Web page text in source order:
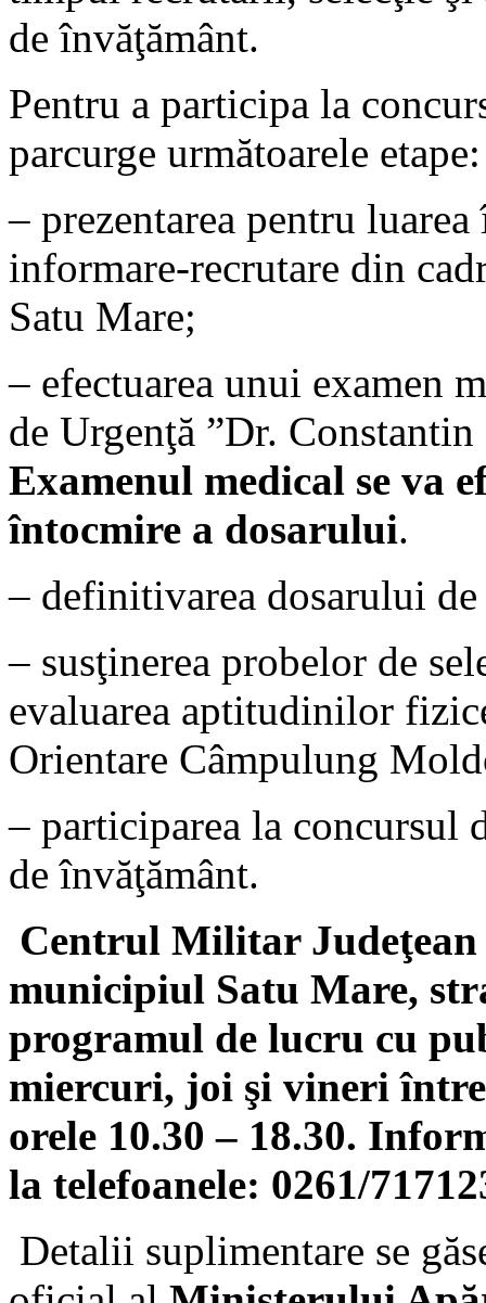
de învăţământ.
Pentru a participa la
parcurge următoarele etape:
– prezentarea pentru
informare-recrutare din
Satu Mare;
– efectuarea unui examen
de Urgenţă ”Dr.
Examenul medical se va
întocmire a dosarului.
– definitivarea dosarului
– susţinerea probelor de
evaluarea aptitudinilor
Orientare Câmpulung
– participarea la concursul
de învăţământ.
Centrul Militar Judeţean
municipiul Satu Mare,
programul de lucru cu
miercuri, joi şi vineri
orele 10.30 – 18.30.
la telefoanele: 0261/
Detalii suplimentare se